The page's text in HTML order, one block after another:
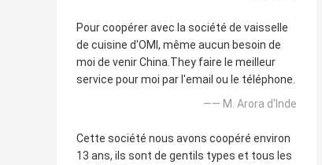
Pour coopérer avec la société de vaisselle
de cuisine d'OMI, même aucun besoin de
moi de venir China.They faire le meilleur
service pour moi par l'email ou le téléphone.
—— M. Arora d'Inde
Cette société nous avons coopéré environ
13 ans, ils sont de gentils types et tous les